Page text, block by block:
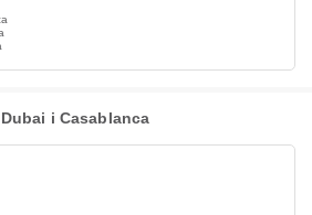
i Casablanca